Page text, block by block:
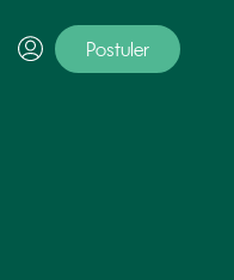
Postuler